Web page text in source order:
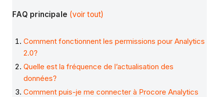
FAQ principale (voir tout)
Comment fonctionnent les permissions pour Analytics
2.0?
Quelle est la fréquence de l’actualisation des
données?
Comment puis-je me connecter à Procore Analytics